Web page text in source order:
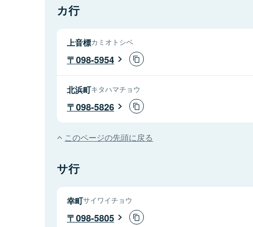
カ行
上音標カミオトシベ
098-5954
北浜町キタハマチョウ
098-5826
このページの先頭に戻る
サ行
幸町サイワイチョウ
098-5805